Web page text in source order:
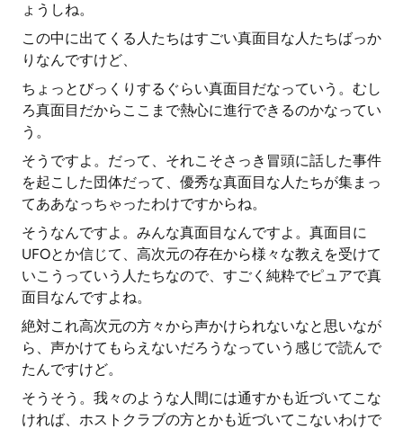
ょうしね。
この中に出てくる人たちはすごい真面目な人たちばっか
りなんですけど、
ちょっとびっくりするぐらい真面目だなっていう。むし
ろ真面目だからここまで熱心に進行できるのかなってい
う。
そうですよ。だって、それこそさっき冒頭に話した事件
を起こした団体だって、優秀な真面目な人たちが集まっ
てああなっちゃったわけですからね。
そうなんですよ。みんな真面目なんですよ。真面目に
UFOとか信じて、高次元の存在から様々な教えを受けて
いこうっていう人たちなので、すごく純粋でピュアで真
面目なんですよね。
絶対これ高次元の方々から声かけられないなと思いなが
ら、声かけてもらえないだろうなっていう感じで読んで
たんですけど。
そうそう。我々のような人間には通すかも近づいてこな
ければ、ホストクラブの方とかも近づいてこないわけで